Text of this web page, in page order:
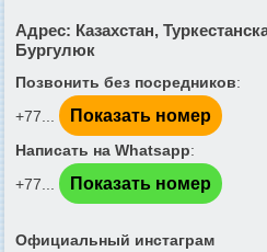
Адрес: Казахстан,
Бургулюк
Позвонить без посредников:
+77...
Показать номер
Написать на Whatsapp:
+77...
Показать номер
Официальный инстаграм